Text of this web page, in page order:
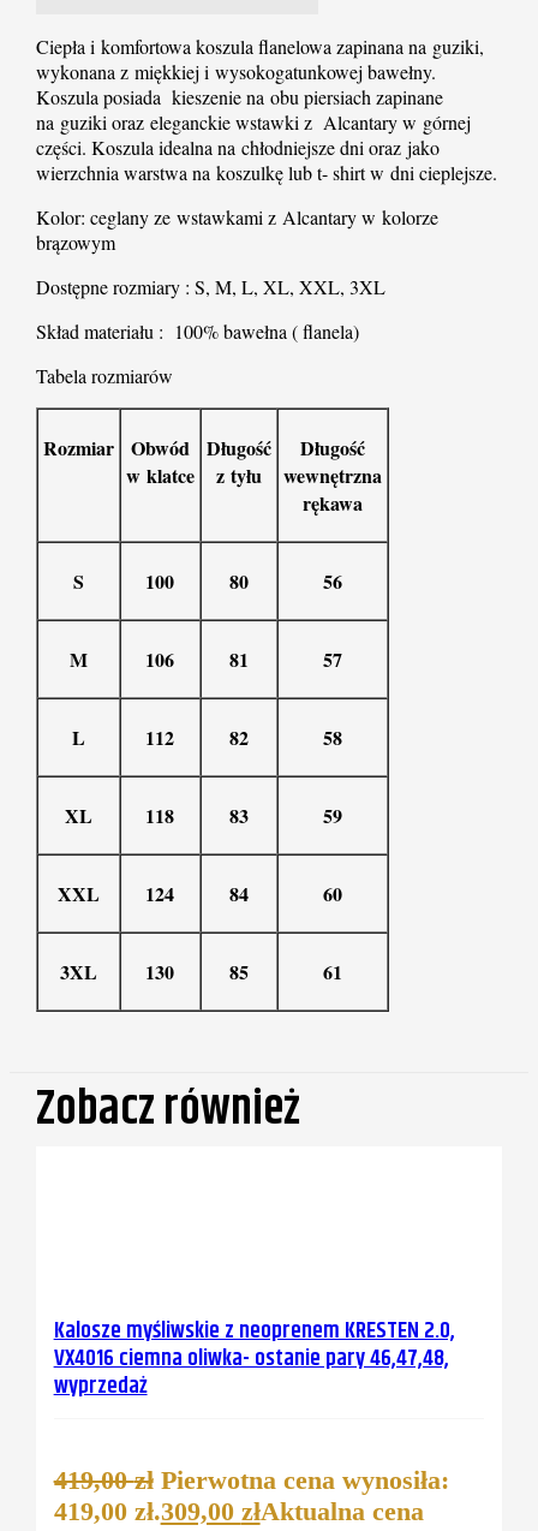
Ciepła i komfortowa koszula flanelowa zapinana na guziki,
wykonana z miękkiej i wysokogatunkowej bawełny.
Koszula posiada kieszenie na obu piersiach zapinane
na guziki oraz eleganckie wstawki z Alcantary w górnej
części. Koszula idealna na chłodniejsze dni oraz jako
wierzchnia warstwa na koszulkę lub t- shirt w dni cieplejsze.
Kolor: ceglany ze wstawkami z Alcantary w kolorze
brązowym
Dostępne rozmiary : S, M, L, XL, XXL, 3XL
Skład materiału : 100% bawełna ( flanela)
Tabela rozmiarów
Rozmiar
Obwód
w klatce
Długość
z tyłu
Długość
wewnętrzna
rękawa
S 100 80 56
M 106 81 57
L 112 82 58
XL 118 83 59
XXL 124 84 60
3XL 130 85 61
Zobacz również
Kalosze myśliwskie z neoprenem KRESTEN 2.0,
VX4016 ciemna oliwka- ostanie pary 46,47,48,
wyprzedaż
419,00zł Pierwotna cena wynosiła:
419,00 zł.309,00 złAktualna cena